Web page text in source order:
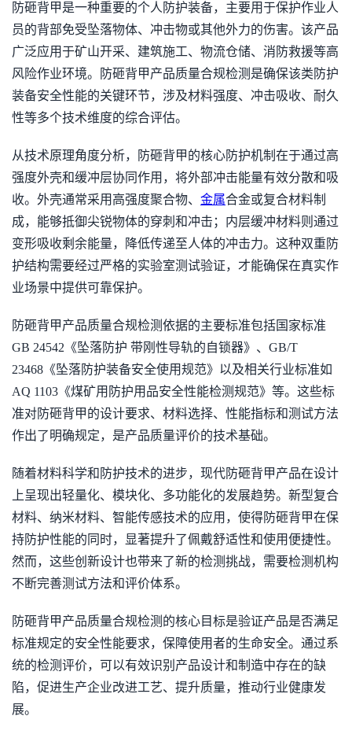
防砸背甲是一种重要的个人防护装备，主要用于保护作业人
员的背部免受坠落物体、冲击物或其他外力的伤害。该产品
广泛应用于矿山开采、建筑施工、物流仓储、消防救援等高
风险作业环境。防砸背甲产品质量合规检测是确保该类防护
装备安全性能的关键环节，涉及材料强度、冲击吸收、耐久
性等多个技术维度的综合评估。
从技术原理角度分析，防砸背甲的核心防护机制在于通过高
强度外壳和缓冲层协同作用，将外部冲击能量有效分散和吸
收。外壳通常采用高强度聚合物、 金属合金或复合材料制
成，能够抵御尖锐物体的穿刺和冲击；内层缓冲材料则通过
变形吸收剩余能量，降低传递至人体的冲击力。这种双重防
护结构需要经过严格的实验室测试验证，才能确保在真实作
业场景中提供可靠保护。
防砸背甲产品质量合规检测依据的主要标准包括国家标准
GB 24542《坠落防护 带刚性导轨的自锁器》、GB/T
23468《坠落防护装备安全使用规范》以及相关行业标准如
AQ 1103《煤矿用防护用品安全性能检测规范》等。这些标
准对防砸背甲的设计要求、材料选择、性能指标和测试方法
作出了明确规定，是产品质量评价的技术基础。
随着材料科学和防护技术的进步，现代防砸背甲产品在设计
上呈现出轻量化、模块化、多功能化的发展趋势。新型复合
材料、纳米材料、智能传感技术的应用，使得防砸背甲在保
持防护性能的同时，显著提升了佩戴舒适性和使用便捷性。
然而，这些创新设计也带来了新的检测挑战，需要检测机构
不断完善测试方法和评价体系。
防砸背甲产品质量合规检测的核心目标是验证产品是否满足
标准规定的安全性能要求，保障使用者的生命安全。通过系
统的检测评价，可以有效识别产品设计和制造中存在的缺
陷，促进生产企业改进工艺、提升质量，推动行业健康发
展。